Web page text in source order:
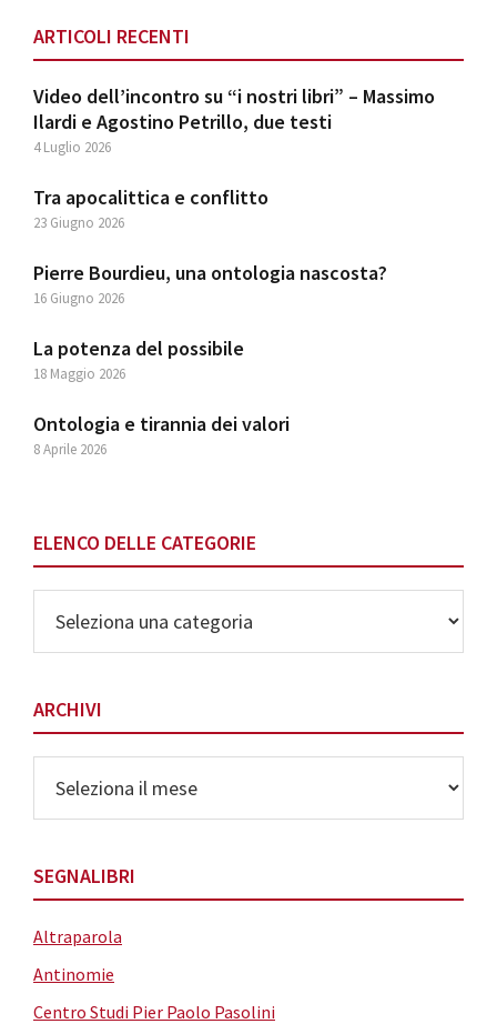
ARTICOLI RECENTI
Video dell’incontro su “i nostri libri” – Massimo
Ilardi e Agostino Petrillo, due testi
4 Luglio 2026
Tra apocalittica e conflitto
23 Giugno 2026
Pierre Bourdieu, una ontologia nascosta?
16 Giugno 2026
La potenza del possibile
18 Maggio 2026
Ontologia e tirannia dei valori
8 Aprile 2026
ELENCO DELLE CATEGORIE
delle
Categorie
ARCHIVI
SEGNALIBRI
Altraparola
Antinomie
Centro Studi Pier Paolo Pasolini